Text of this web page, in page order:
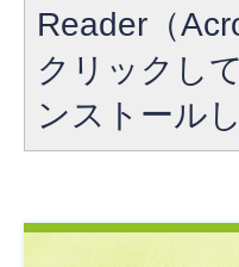
Reader（
クリックし
ンストール